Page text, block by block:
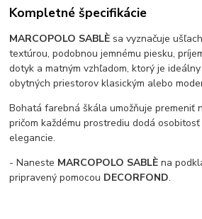
Kompletné špecifikácie
MARCOPOLO SABLÈ sa vyznačuje
textúrou, podobnou jemnému piesku,
dotyk a matným vzhľadom, ktorý je
obytných priestorov klasickým alebo
Bohatá farebná škála umožňuje premeniť
pričom každému prostrediu dodá
elegancie.
- Naneste MARCOPOLO SABLÈ na
pripravený pomocou DECORFOND.